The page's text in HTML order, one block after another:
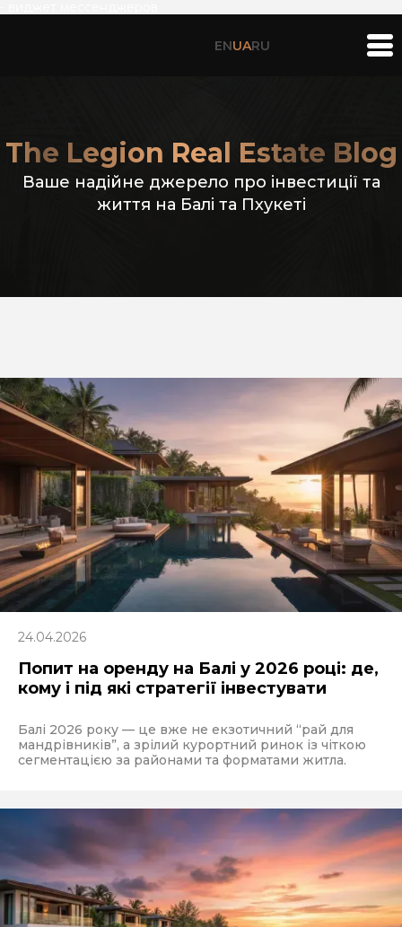
ENUARU
The Legion Real Estate Blog
Ваше надійне джерело про інвестиції та
життя на Балі та Пхукеті
24.04.2026
Попит на оренду на Балі у 2026 році: де,
кому і під які стратегії інвестувати
Балі 2026 року — це вже не екзотичний “рай для
мандрівників”, а зрілий курортний ринок із чіткою
сегментацією за районами та форматами житла.